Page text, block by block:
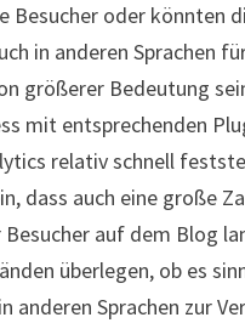
Besucher oder könnten
in anderen Sprachen
größerer Bedeutung
mit entsprechenden
relativ schnell
dass auch eine große
auf dem Blog
überlegen, ob es
anderen Sprachen zur